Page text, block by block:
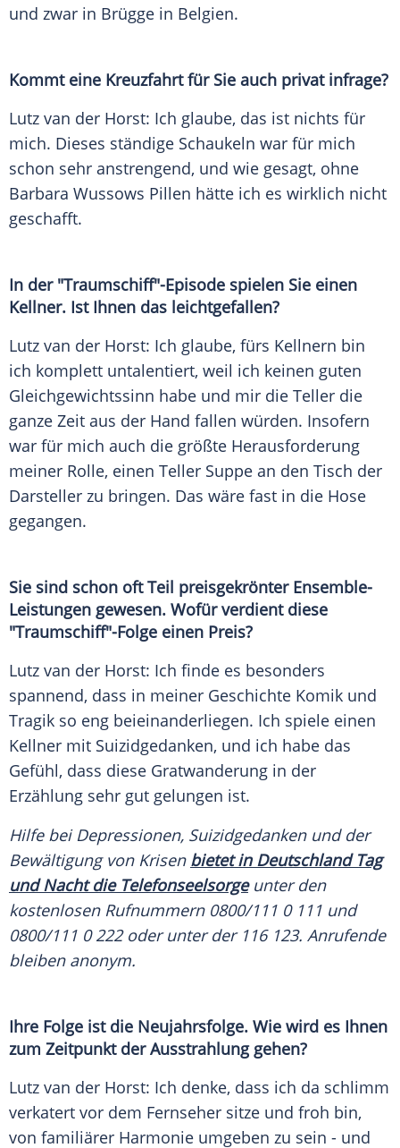
und zwar in Brügge in Belgien.
Kommt eine Kreuzfahrt für Sie auch privat infrage?
Lutz van der Horst: Ich glaube, das ist nichts für
mich. Dieses ständige Schaukeln war für mich
schon sehr anstrengend, und wie gesagt, ohne
Barbara Wussows Pillen hätte ich es wirklich nicht
geschafft.
In der "Traumschiff"-Episode spielen Sie einen
Kellner. Ist Ihnen das leichtgefallen?
Lutz van der Horst: Ich glaube, fürs Kellnern bin
ich komplett untalentiert, weil ich keinen guten
Gleichgewichtssinn habe und mir die Teller die
ganze Zeit aus der Hand fallen würden. Insofern
war für mich auch die größte Herausforderung
meiner Rolle, einen Teller Suppe an den Tisch der
Darsteller zu bringen. Das wäre fast in die Hose
gegangen.
Sie sind schon oft Teil preisgekrönter Ensemble-
Leistungen gewesen. Wofür verdient diese
"Traumschiff"-Folge einen Preis?
Lutz van der Horst: Ich finde es besonders
spannend, dass in meiner Geschichte Komik und
Tragik so eng beieinanderliegen. Ich spiele einen
Kellner mit Suizidgedanken, und ich habe das
Gefühl, dass diese Gratwanderung in der
Erzählung sehr gut gelungen ist.
Hilfe bei Depressionen, Suizidgedanken und der
Bewältigung von Krisen bietet in Deutschland Tag
und Nacht die Telefonseelsorgeunter den
kostenlosen Rufnummern 0800/111 0 111 und
0800/111 0 222 oder unter der 116 123. Anrufende
bleiben anonym.
Ihre Folge ist die Neujahrsfolge. Wie wird es Ihnen
zum Zeitpunkt der Ausstrahlung gehen?
Lutz van der Horst: Ich denke, dass ich da schlimm
verkatert vor dem Fernseher sitze und froh bin,
von familiärer Harmonie umgeben zu sein - und